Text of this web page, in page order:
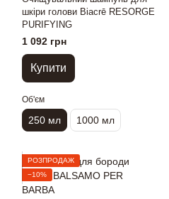
шкіри голови Biacrē RESORGE
PURIFYING
1 092 грн
Купити
Об'єм
250 мл 1000 мл
РОЗПРОДАЖ
−10%